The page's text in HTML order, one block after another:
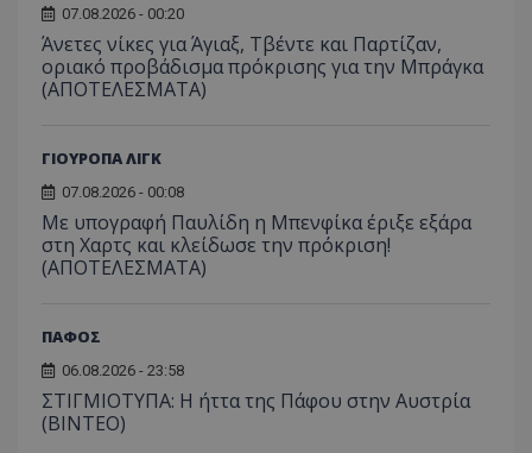
07.08.2026 - 00:20
Άνετες νίκες για Άγιαξ, Τβέντε και Παρτίζαν,
οριακό προβάδισμα πρόκρισης για την Μπράγκα
(ΑΠΟΤΕΛΕΣΜΑΤΑ)
ΓΙΟΥΡΟΠΑ ΛΙΓΚ
07.08.2026 - 00:08
Με υπογραφή Παυλίδη η Μπενφίκα έριξε εξάρα
στη Χαρτς και κλείδωσε την πρόκριση!
(ΑΠΟΤΕΛΕΣΜΑΤΑ)
ΠΑΦΟΣ
06.08.2026 - 23:58
ΣΤΙΓΜΙΟΤΥΠΑ: Η ήττα της Πάφου στην Αυστρία
(ΒΙΝΤΕΟ)